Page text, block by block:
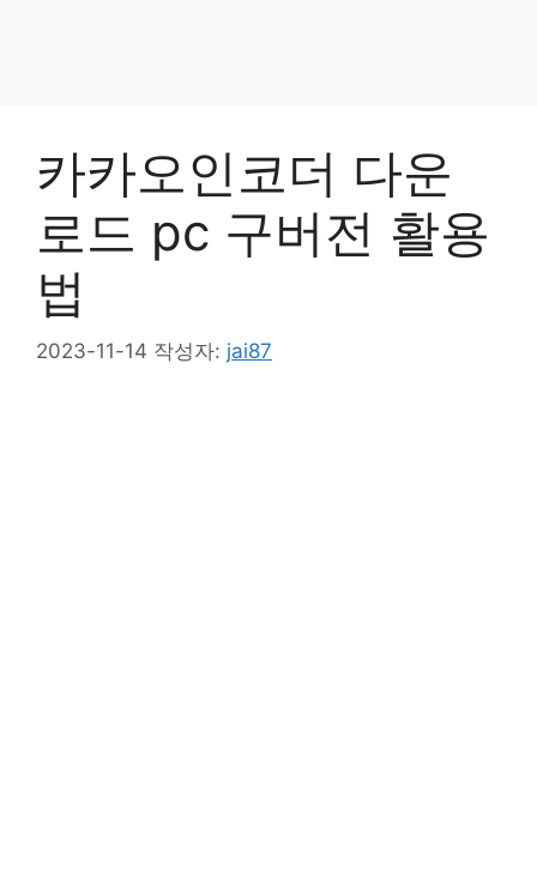
카카오인코더 다운
로드 pc 구버전 활용
법
2023-11-14 작성자: jai87